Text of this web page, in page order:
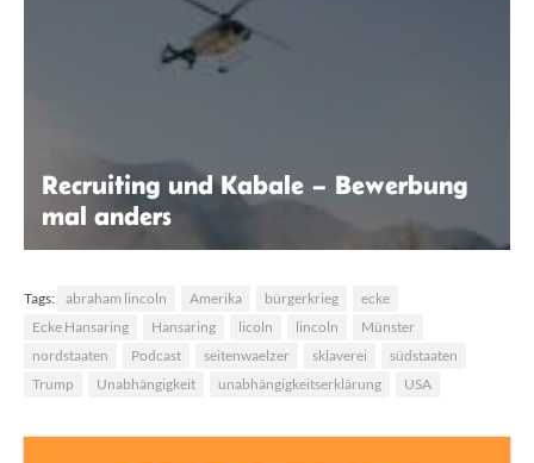
Recruiting und Kabale – Bewerbung
mal anders
Tags: abraham lincoln Amerika bürgerkrieg
ecke
Ecke Hansaring
Hansaring licoln lincoln
Münster
nordstaaten
Podcast seitenwaelzer sklaverei
südstaaten
Trump
Unabhängigkeit unabhängigkeitserklärung USA